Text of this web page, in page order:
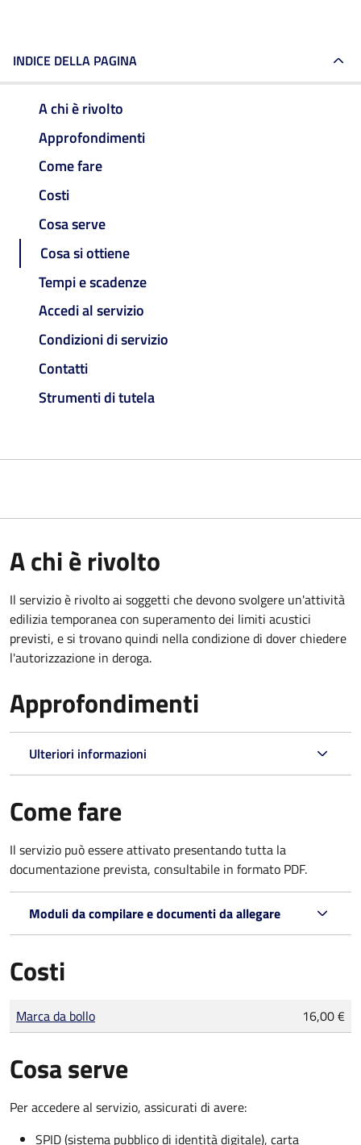
INDICE DELLA PAGINA
A chi è rivolto
Approfondimenti
Come fare
Costi
Cosa serve
Cosa si ottiene
Tempi e scadenze
Accedi al servizio
Condizioni di servizio
Contatti
Strumenti di tutela
A chi è rivolto
Il servizio è rivolto ai soggetti che devono svolgere un'attività
edilizia temporanea con superamento dei limiti acustici
previsti, e si trovano quindi nella condizione di dover chiedere
l'autorizzazione in deroga.
Approfondimenti
Ulteriori informazioni
Come fare
Il servizio può essere attivato presentando tutta la
documentazione prevista, consultabile in formato PDF.
Moduli da compilare e documenti da allegare
Costi
Tipo di pagamento
Importo
Marca da bollo 16,00 €
Cosa serve
Per accedere al servizio, assicurati di avere:
SPID (sistema pubblico di identità digitale), carta